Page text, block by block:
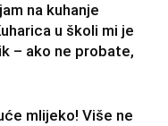
na kuhanje
u školi mi je
– ako ne probate,
mlijeko! Više ne